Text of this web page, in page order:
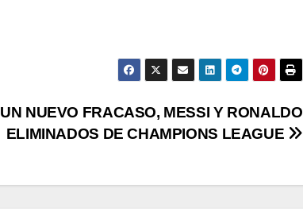
UN NUEVO FRACASO, MESSI Y RONALDO
ELIMINADOS DE CHAMPIONS LEAGUE